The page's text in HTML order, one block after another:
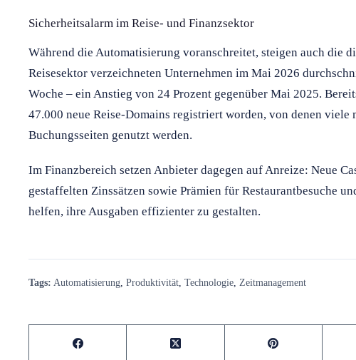
Sicherheitsalarm im Reise- und Finanzsektor
Während die Automatisierung voranschreitet, steigen auch die
Reisesektor verzeichneten Unternehmen im Mai 2026
Woche – ein Anstieg von 24 Prozent gegenüber Mai 2025.
47.000 neue Reise-Domains registriert worden, von denen
Buchungsseiten genutzt werden.
Im Finanzbereich setzen Anbieter dagegen auf Anreize: Neue
gestaffelten Zinssätzen sowie Prämien für Restaurantbesuche
helfen, ihre Ausgaben effizienter zu gestalten.
Tags: Automatisierung Produktivität Technologie Zeitmanagement